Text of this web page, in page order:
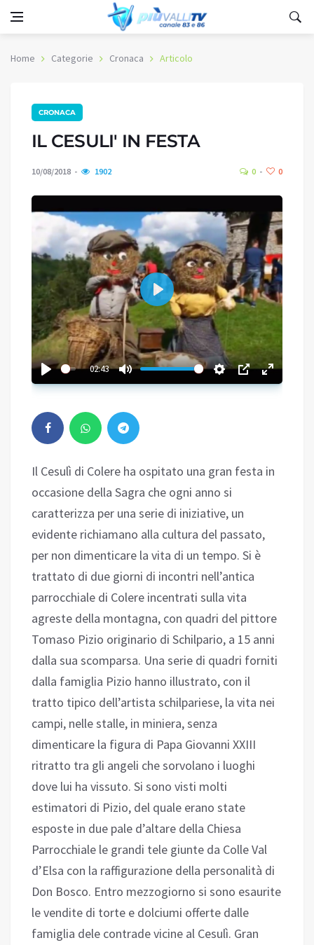
Home Categorie Cronaca Articolo
CRONACA
IL CESULI' IN FESTA
10/08/2018 1902 0 0
02:43
Play
Il Cesulì di Colere ha ospitato una gran festa in
occasione della Sagra che ogni anno si
caratterizza per una serie di iniziative, un
evidente richiamano alla cultura del passato,
per non dimenticare la vita di un tempo. Si è
trattato di due giorni di incontri nell’antica
parrocchiale di Colere incentrati sulla vita
agreste della montagna, con quadri del pittore
Tomaso Pizio originario di Schilpario, a 15 anni
dalla sua scomparsa. Una serie di quadri forniti
dalla famiglia Pizio hanno illustrato, con il
tratto tipico dell’artista schilpariese, la vita nei
campi, nelle stalle, in miniera, senza
dimenticare la figura di Papa Giovanni XXIII
ritratto tra gli angeli che sorvolano i luoghi
dove lui ha vissuto. Si sono visti molti
estimatori di Pizio, del quale erano state
esposte in due pale d’altare della Chiesa
Parrocchiale le grandi tele giunte da Colle Val
d’Elsa con la raffigurazione della personalità di
Don Bosco. Entro mezzogiorno si sono esaurite
le vendite di torte e dolciumi offerte dalle
famiglia dele contrade vicine al Cesulì. Gran